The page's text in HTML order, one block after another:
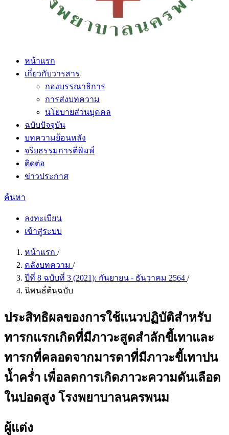
หน้าแรก
เกี่ยวกับวารสาร
กองบรรณาธิการ
การส่งบทความ
นโยบายส่วนบุคคล
ฉบับปัจจุบัน
บทความย้อนหลัง
จริยธรรมการตีพิมพ์
ติดต่อ
ข่าวประกาศ
ค้นหา
ลงทะเบียน
เข้าสู่ระบบ
หน้าแรก /
คลังบทความ /
ปีที่ 8 ฉบับที่ 3 (2021): กันยายน - ธันวาคม 2564 /
นิพนธ์ต้นฉบับ
ประสิทธิผลของการใช้แนวปฏิบัติสำหรับ
ทารกแรกเกิดที่มีภาวะสูดสำลักขี้เทาและ
ทารกที่คลอดจากมารดาที่มีภาวะขี้เทาปน
น้ำคร่ำ เพื่อลดการเกิดภาวะความดันเลือด
ในปอดสูง โรงพยาบาลนครพนม
ผู้แต่ง